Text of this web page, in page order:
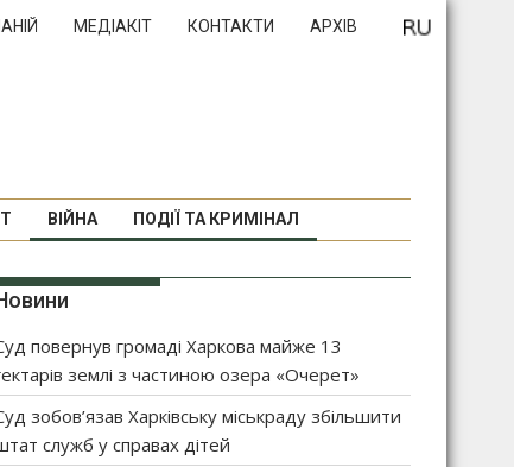
МЕДІАКІТ КОНТАКТИ АРХІВ
ВІЙНА ПОДІЇ ТА КРИМІНАЛ
повернув громаді Харкова майже 13
землі з частиною озера «Очерет»
зобов’язав Харківську міськраду збільшити
служб у справах дітей